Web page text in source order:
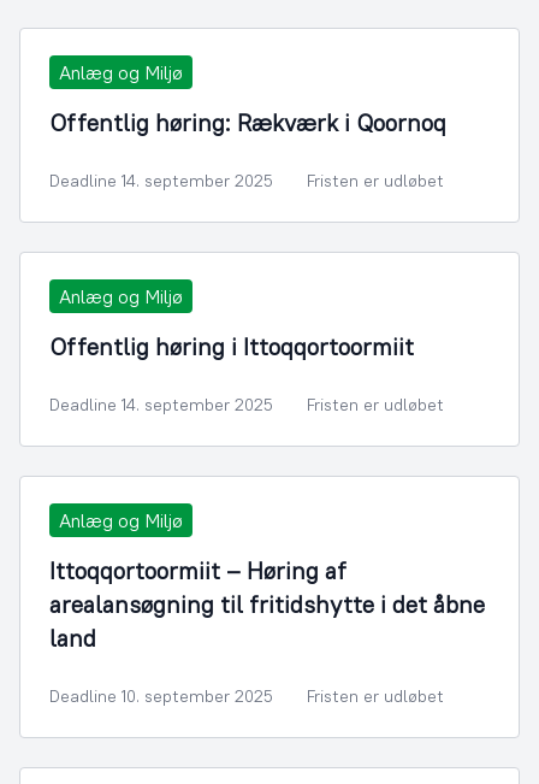
Anlæg og Miljø
Offentlig høring: Rækværk i Qoornoq
Deadline 14. september 2025 Fristen er udløbet
Anlæg og Miljø
Offentlig høring i Ittoqqortoormiit
Deadline 14. september 2025 Fristen er udløbet
Anlæg og Miljø
Ittoqqortoormiit – Høring af
arealansøgning til fritidshytte i det åbne
land
Deadline 10. september 2025 Fristen er udløbet